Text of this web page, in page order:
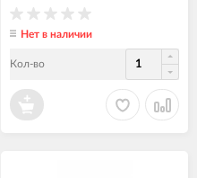
Нет в наличии
Кол-во